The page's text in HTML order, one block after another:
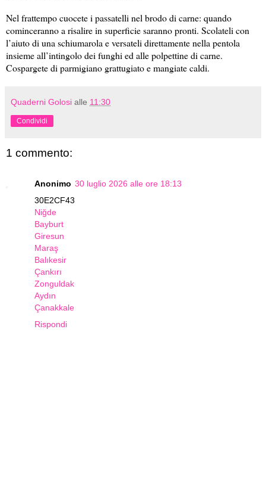
Nel frattempo cuocete i passatelli nel brodo di carne: quando
cominceranno a risalire in superficie saranno pronti. Scolateli con
l’aiuto di una schiumarola e versateli direttamente nella pentola
insieme all’intingolo dei funghi ed alle polpettine di carne.
Cospargete di parmigiano grattugiato e mangiate caldi.
Quaderni Golosi alle 11:30
Condividi
1 commento:
Anonimo 30 luglio 2026 alle ore 18:13
30E2CF43
Niğde
Bayburt
Giresun
Maraş
Balıkesir
Çankırı
Zonguldak
Aydın
Çanakkale
Rispondi